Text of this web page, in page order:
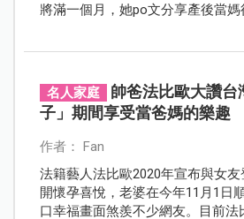
將滿一個月，她po文分享產後當
名人家庭
帥爸法比歐大讚台
子」期間享受當爸媽的樂趣
作者： Fan
法籍藝人法比歐2020年宣布與女
開懷孕喜悅，老婆在今年11月1日
口幸福畫面煞羨不少網友。目前法